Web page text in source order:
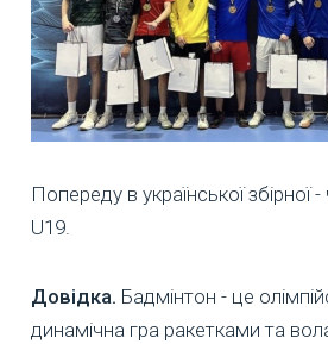
Попереду в української збірної
U19.
Довідка. Бадмінтон - це
динамічна гра ракетками та